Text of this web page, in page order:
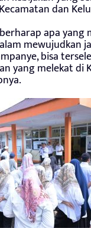
dan
apa
mewujudkan
bisa
yang melekat di